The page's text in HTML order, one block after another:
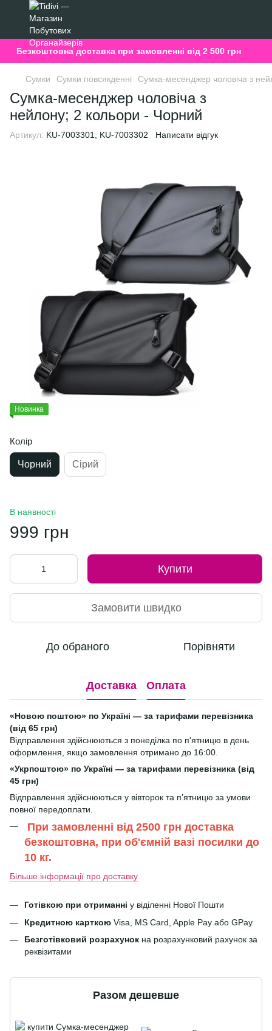
Безкоштовна доставка при замовленні від 2 500 грн
Сумки Сумки повсякденні Сумка-месенджер чоловіча з
Сумка-месенджер чоловіча з
нейлону; 2 кольори - Чорний
Артикул: KU-7003301, KU-7003302 Написати відгук
Новинка
Колір
Чорний Сірий
В наявності
999 грн
Купити
Замовити швидко
До обраного Порівняти
Доставка Оплата
«Новою поштою» по Україні — за тарифами перевізника
(від 65 грн)
Відправлення здійснюються з понеділка по п'ятницю в день
оформлення, якщо замовлення отримано до 16:00.
«Укрпоштою» по Україні — за тарифами перевізника (від
45 грн)
Відправлення здійснюються у вівторок та п’ятницю за умови
повної передоплати.
При замовленні від 2500 грн доставка
безкоштовна, при об'ємній вазі посилки до
10 кг.
Більше інформації про доставку
Готівкою при отриманні у віділенні Нової Пошти
Кредитною карткою Visa, MS Card, Apple Pay або GPay
Безготівковий розрахунок на розрахунковий рахунок за
реквізитами
Разом дешевше